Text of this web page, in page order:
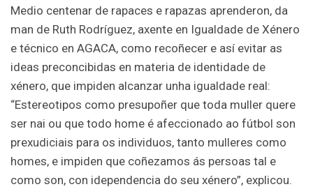
Medio centenar de rapaces e rapazas aprenderon, da
man de Ruth Rodríguez, axente en Igualdade de Xénero
e técnico en AGACA, como recoñecer e así evitar as
ideas preconcibidas en materia de identidade de
xénero, que impiden alcanzar unha igualdade real:
“Estereotipos como presupoñer que toda muller quere
ser nai ou que todo home é afeccionado ao fútbol son
prexudiciais para os individuos, tanto mulleres como
homes, e impiden que coñezamos ás persoas tal e
como son, con idependencia do seu xénero”, explicou.